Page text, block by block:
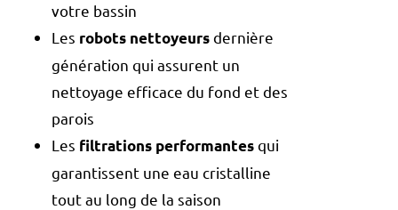
votre bassin
Les robots nettoyeursdernière
génération qui assurent un
nettoyage efficace du fond et des
parois
Les filtrations performantesqui
garantissent une eau cristalline
tout au long de la saison